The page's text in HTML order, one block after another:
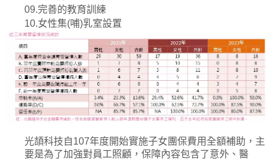
09.完善的教育訓練
10.女性集(哺)乳室設置
光頡科技自107年度開始實施子女團保費用全額補助， 主
要是為了加強對員工照顧，保障內容包含了意外、醫